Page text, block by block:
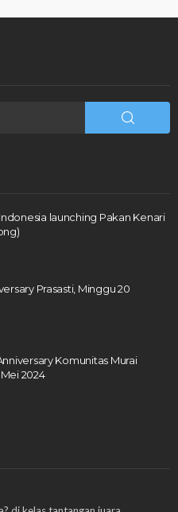
launching Pakan Kenari
Prasasti, Minggu 20
Komunitas Murai
2024